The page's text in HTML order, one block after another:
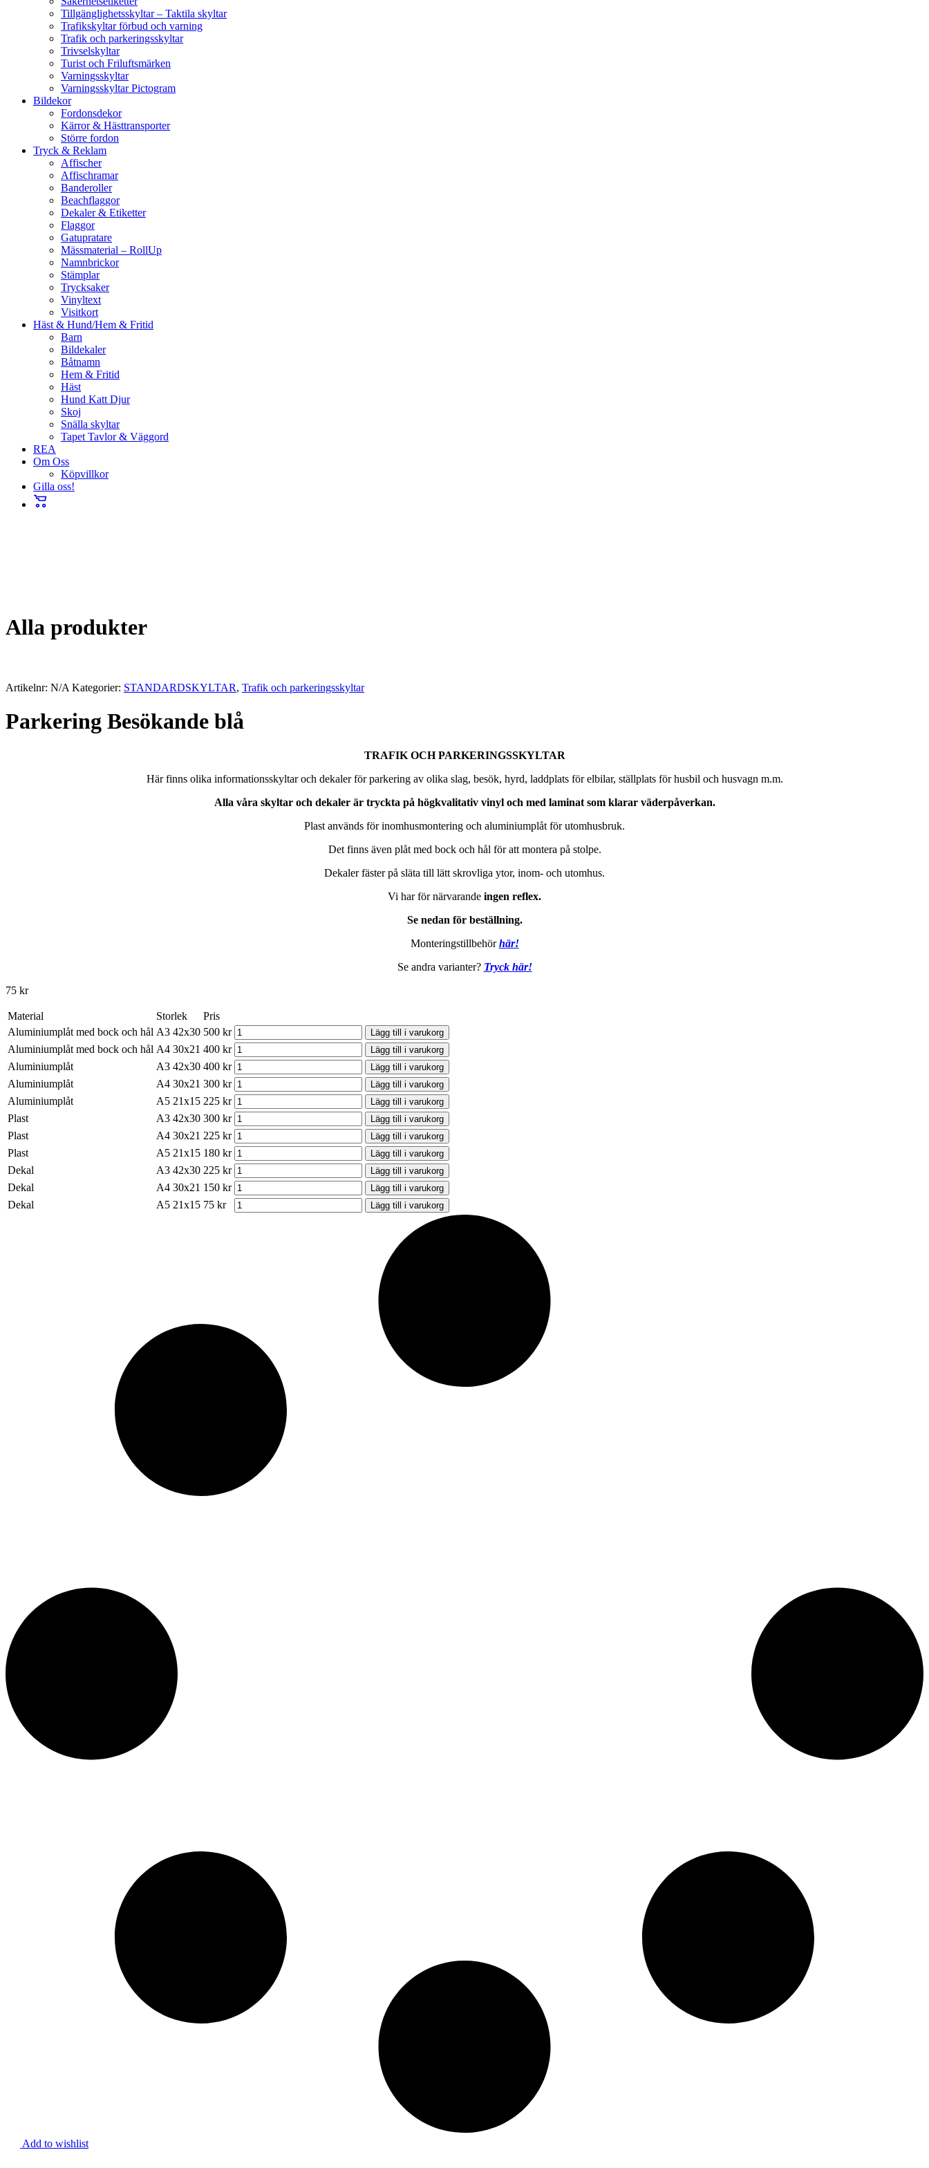
Tillgänglighetsskyltar – Taktila skyltar
Trafikskyltar förbud och varning
Trafik och parkeringsskyltar
Trivselskyltar
Turist och Friluftsmärken
Varningsskyltar
Varningsskyltar Pictogram
Bildekor
Fordonsdekor
Kärror & Hästtransporter
Större fordon
Tryck & Reklam
Affischer
Affischramar
Banderoller
Beachflaggor
Dekaler & Etiketter
Flaggor
Gatupratare
Mässmaterial – RollUp
Namnbrickor
Stämplar
Trycksaker
Vinyltext
Visitkort
Häst & Hund/Hem & Fritid
Barn
Bildekaler
Båtnamn
Hem & Fritid
Häst
Hund Katt Djur
Skoj
Snälla skyltar
Tapet Tavlor & Väggord
REA
Om Oss
Köpvillkor
Gilla oss!
Alla produkter
Artikelnr: N/A Kategorier: STANDARDSKYLTAR, Trafik och parkeringsskyltar
Parkering Besökande blå
TRAFIK OCH PARKERINGSSKYLTAR
Här finns olika informationsskyltar och dekaler för parkering av olika slag, besök, hyrd, laddplats för elbilar, ställplats för husbil och husvagn m.m.
Alla våra skyltar och dekaler är tryckta på högkvalitativ vinyl och med laminat som klarar väderpåverkan.
Plast används för inomhusmontering och aluminiumplåt för utomhusbruk.
Det finns även plåt med bock och hål för att montera på stolpe.
Dekaler fäster på släta till lätt skrovliga ytor, inom- och utomhus.
Vi har för närvarande ingen reflex.
Se nedan för beställning.
Monteringstillbehörhär!
Se andra varianter? Tryck här!
75 kr
Material Storlek
Pris
Aluminiumplåt med bock och hål A3 42x30 500 kr Lägg till i varukorg
Aluminiumplåt med bock och hål A4 30x21 400 kr Lägg till i varukorg
Aluminiumplåt A3 42x30 400 kr Lägg till i varukorg
Aluminiumplåt A4 30x21 300 kr Lägg till i varukorg
Aluminiumplåt A5 21x15 225 kr Lägg till i varukorg
Plast A3 42x30 300 kr Lägg till i varukorg
Plast A4 30x21 225 kr Lägg till i varukorg
Plast A5 21x15 180 kr Lägg till i varukorg
Dekal A3 42x30 225 kr Lägg till i varukorg
Dekal A4 30x21 150 kr Lägg till i varukorg
Dekal A5 21x15 75 kr Lägg till i varukorg
Add to wishlist